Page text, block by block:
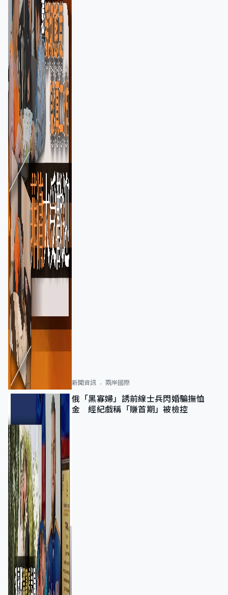
新聞資訊 兩岸國際
俄「黑寡婦」誘前線士兵閃婚騙撫恤
金 經紀戲稱「賺首期」被檢控